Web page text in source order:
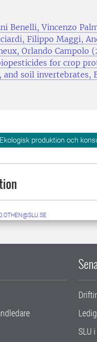
Benelli, Vincenzo
Filippo Maggi,
Orlando
for crop
soil invertebrates,
produktion och
SLU